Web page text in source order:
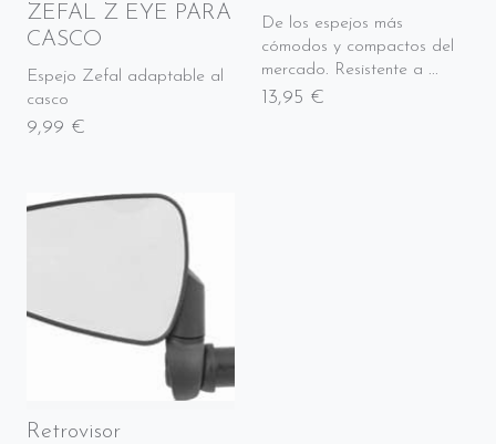
ZEFAL Z EYE PARA
CASCO
Espejo Zefal adaptable al
casco
9,99 €
De los espejos más
cómodos y compactos del
mercado. Resistente a ...
13,95 €
Retrovisor